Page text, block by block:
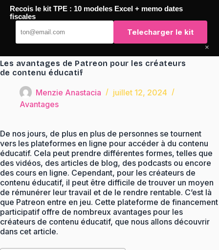
Passer
contenu
TaqTaq
Les avantages de Patreon pour les créateurs
de contenu éducatif
Menzie Anastacia
juillet 12, 2024
Avantages
De nos jours, de plus en plus de personnes se tournent
vers les plateformes en ligne pour accéder à du contenu
éducatif. Cela peut prendre différentes formes, telles que
des vidéos, des articles de blog, des podcasts ou encore
des cours en ligne. Cependant, pour les créateurs de
contenu éducatif, il peut être difficile de trouver un moyen
de rémunérer leur travail et de le rendre rentable. C’est là
que Patreon entre en jeu. Cette plateforme de financement
participatif offre de nombreux avantages pour les
créateurs de contenu éducatif, que nous allons découvrir
dans cet article.
Recois le kit TPE : 10 modeles Excel + memo dates
fiscales
Telecharger le kit
×